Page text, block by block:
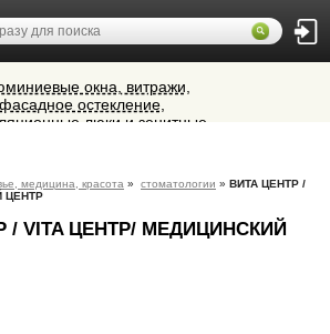
окна, витражи,
фасадное остекление,
люки и зенитные
- европейская косметология
большой выбор
для животных.
медицина, красота » стоматологии » ВИТА ЦЕНТР /
ЦЕНТР
/ VITA ЦЕНТР/ МЕДИЦИНСКИЙ